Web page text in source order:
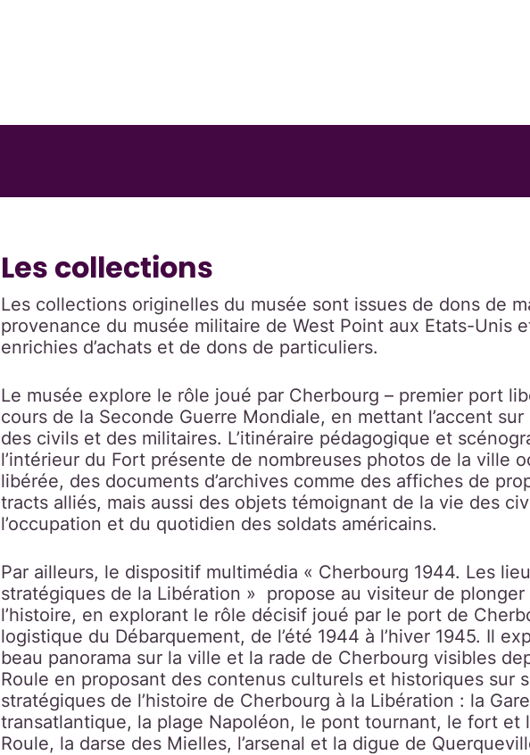
Les collections
Les collections originelles du musée sont issues de dons de
provenance du musée militaire de West Point aux Etats-Unis
enrichies d’achats et de dons de particuliers.
Le musée explore le rôle joué par Cherbourg – premier port
cours de la Seconde Guerre Mondiale, en mettant l’accent
des civils et des militaires. L’itinéraire pédagogique et
l’intérieur du Fort présente de nombreuses photos de la ville
libérée, des documents d’archives comme des affiches de
tracts alliés, mais aussi des objets témoignant de la vie des
l’occupation et du quotidien des soldats américains.
Par ailleurs, le dispositif multimédia « Cherbourg 1944. Les
stratégiques de la Libération » propose au visiteur de
l’histoire, en explorant le rôle décisif joué par le port de
logistique du Débarquement, de l’été 1944 à l’hiver 1945. Il
beau panorama sur la ville et la rade de Cherbourg visibles
Roule en proposant des contenus culturels et historiques sur
stratégiques de l’histoire de Cherbourg à la Libération : la
transatlantique, la plage Napoléon, le pont tournant, le fort et
Roule, la darse des Mielles, l’arsenal et la digue de